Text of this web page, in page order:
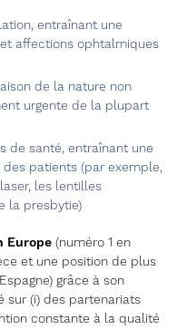
entraînant une
affections ophtalmiques
de la nature non
urgente de la plupart
de santé, entraînant une
patients (par exemple,
les lentilles
la presbytie)
Europe (numéro 1 en
et une position de plus
grâce à son
sur (i) des partenariats
constante à la qualité